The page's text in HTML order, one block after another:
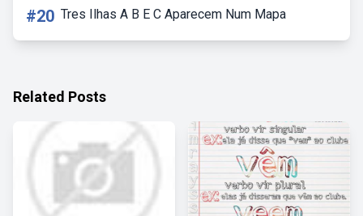
#20 Tres Ilhas A B E C Aparecem Num Mapa
Related Posts